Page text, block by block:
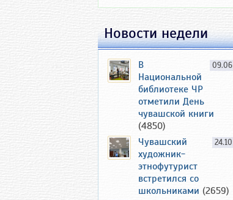
Новости недели
09.06
В
Национальной
библиотеке ЧР
отметили День
чувашской книги
(4850)
24.10
Чувашский
художник-
этнофутурист
встретился со
школьниками (2659)